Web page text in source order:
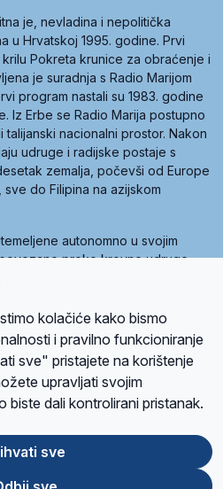
je, nevladina i nepolitička
u Hrvatskoj 1995. godine. Prvi
Pokreta krunice za obraćenje i
je suradnja s Radio Marijom
program nastali su 1983. godine
Iz Erbe se Radio Marija postupno
nacionalni prostor. Nakon
udruge i radijske postaje s
zemalja, počevši od Europe
do Filipina na azijskom
autonomno u svojim
preko krovne udruge
utemeljilo je sedam članica, među
Marija.
PrijateljiKontaktPravila privatnosti
reCAPTCHA sustavom
kolačiće kako bismo
i pravilno funkcioniranje
sve" pristajete na korištenje
upravljati svojim
biste dali kontrolirani pristanak.
sve